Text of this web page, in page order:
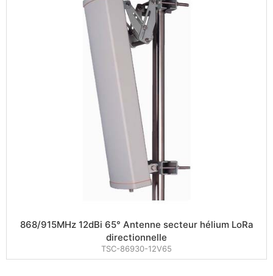
868/915MHz 12dBi 65° Antenne secteur hélium LoRa
directionnelle
TSC-86930-12V65